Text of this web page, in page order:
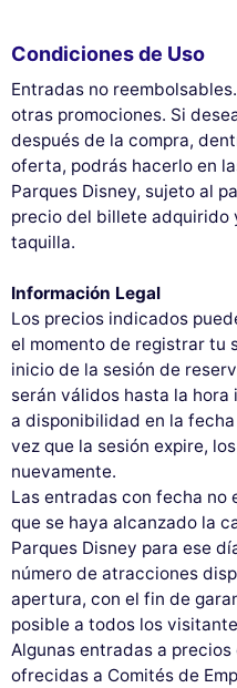
Condiciones de Uso
Entradas no
otras promociones. Si
después de la compra,
oferta, podrás hacerlo en
Parques Disney, sujeto al
precio del billete adquirido
taquilla.
Información Legal
Los precios indicados
el momento de registrar tu
inicio de la sesión de
serán válidos hasta la
a disponibilidad en la
vez que la sesión expire,
nuevamente.
Las entradas con fecha no
que se haya alcanzado la
Parques Disney para ese
número de atracciones
apertura, con el fin de
posible a todos los
Algunas entradas a
ofrecidas a Comités de